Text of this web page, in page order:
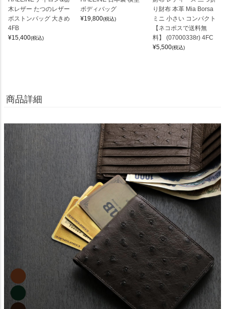
木レザー たつのレザー
ボストンバッグ 大きめ
4FB
¥15,400(税込)
ボディバッグ
¥19,800(税込)
り財布 本革 Mia Borsa
ミニ 小さい コンパクト
【ネコポスで送料無
料】 (07000338r) 4FC
¥5,500(税込)
商品詳細